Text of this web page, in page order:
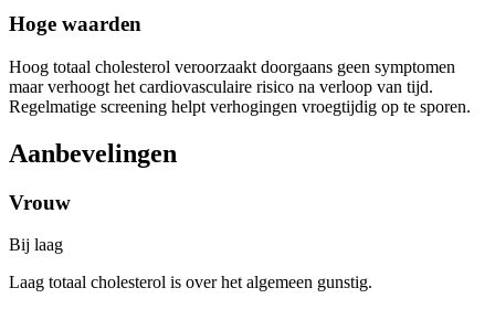
Hoge waarden
Hoog totaal cholesterol veroorzaakt doorgaans geen symptomen
maar verhoogt het cardiovasculaire risico na verloop van tijd.
Regelmatige screening helpt verhogingen vroegtijdig op te sporen.
Aanbevelingen
Vrouw
Bij laag
Laag totaal cholesterol is over het algemeen gunstig.